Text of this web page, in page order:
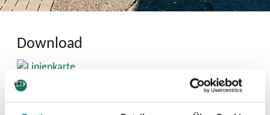
Download
PDF6.1 MIB
Linienkarte